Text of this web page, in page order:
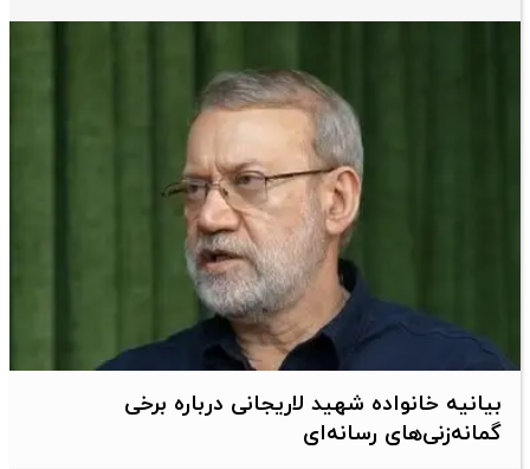
بیانیه خانواده شهید لاریجانی درباره برخی
گمانه‌زنی‌های رسانه‌ای